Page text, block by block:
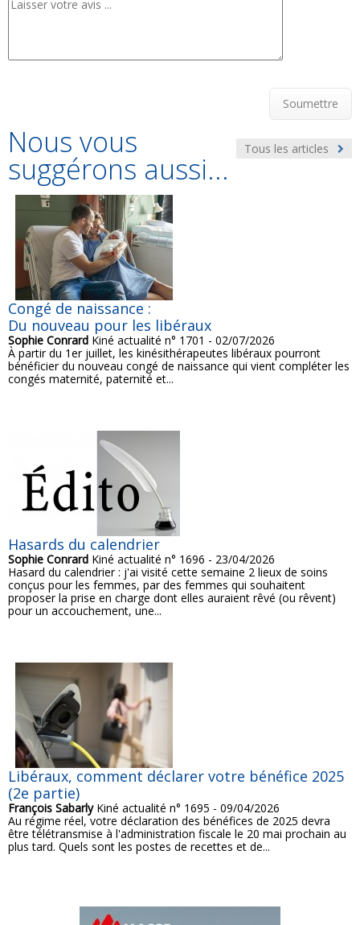
Soumettre
Tous les articles
Nous vous
suggérons aussi...
Congé de naissance :
Du nouveau pour les libéraux
Sophie Conrard Kiné actualité n° 1701 - 02/07/2026
À partir du 1er juillet, les kinésithérapeutes libéraux pourront
bénéficier du nouveau congé de naissance qui vient compléter les
congés maternité, paternité et...
Hasards du calendrier
Sophie Conrard Kiné actualité n° 1696 - 23/04/2026
Hasard du calendrier : j'ai visité cette semaine 2 lieux de soins
conçus pour les femmes, par des femmes qui souhaitent
proposer la prise en charge dont elles auraient rêvé (ou rêvent)
pour un accouchement, une...
Libéraux, comment déclarer votre bénéfice 2025
(2e partie)
François SabarlyKiné actualité n° 1695 - 09/04/2026
Au régime réel, votre déclaration des bénéfices de 2025 devra
être télétransmise à l'administration fiscale le 20 mai prochain au
plus tard. Quels sont les postes de recettes et de...